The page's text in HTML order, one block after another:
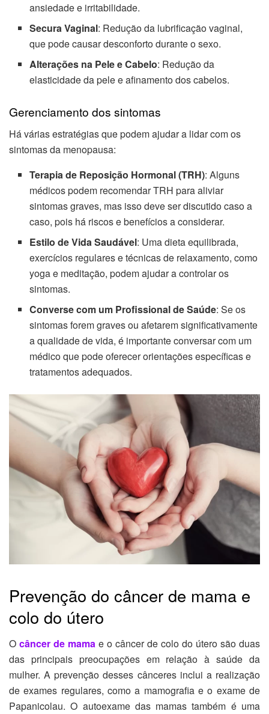
ansiedade e irritabilidade.
Secura Vaginal: Redução da lubrificação vaginal,
que pode causar desconforto durante o sexo.
Alterações na Pele e Cabelo: Redução da
elasticidade da pele e afinamento dos cabelos.
Gerenciamento dos sintomas
Há várias estratégias que podem ajudar a lidar com os
sintomas da menopausa:
Terapia de Reposição Hormonal (TRH): Alguns
médicos podem recomendar TRH para aliviar
sintomas graves, mas isso deve ser discutido caso a
caso, pois há riscos e benefícios a considerar.
Estilo de Vida Saudável: Uma dieta equilibrada,
exercícios regulares e técnicas de relaxamento, como
yoga e meditação, podem ajudar a controlar os
sintomas.
Converse com um Profissional de Saúde: Se os
sintomas forem graves ou afetarem significativamente
a qualidade de vida, é importante conversar com um
médico que pode oferecer orientações específicas e
tratamentos adequados.
Prevenção do câncer de mama e
colo do útero
O câncer de mama e o câncer de colo do útero são duas
das principais preocupações em relação à saúde da
mulher. A prevenção desses cânceres inclui a realização
de exames regulares, como a mamografia e o exame de
Papanicolau. O autoexame das mamas também é uma